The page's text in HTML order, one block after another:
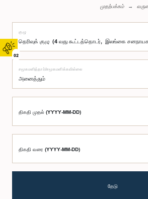
02
முதற்பக்கம்
குழு
சமூகமளித்தார்/சமூகமளிக்கவில்லை
திகதி முதல் (YYYY-MM-DD)
திகதி வரை (YYYY-MM-DD)
தேடு